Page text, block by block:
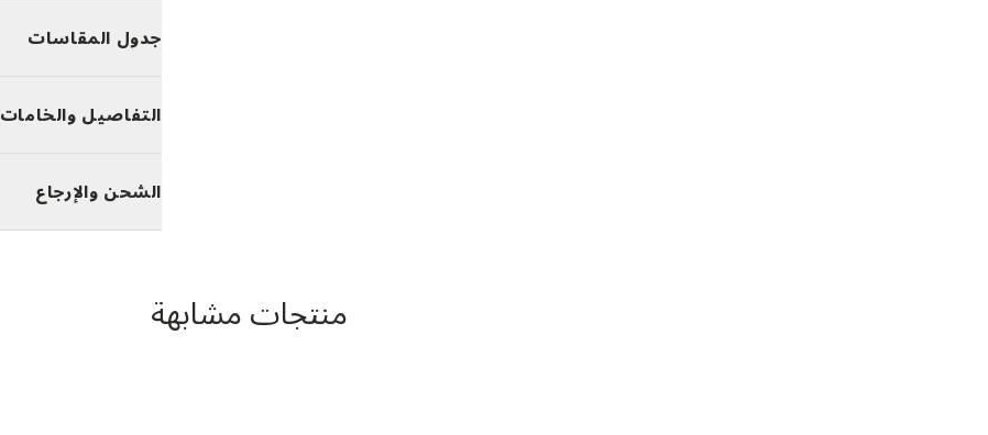
جدول المقاسات
التفاصيل والخامات
الشحن والإرجاع
منتجات مشابهة